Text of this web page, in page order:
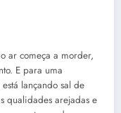
ar começa a morder,
E para uma
lançando sal de
qualidades arejadas e